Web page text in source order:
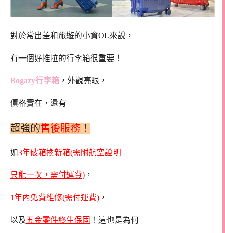
對於常出差和旅遊的小資OL來說，
有一個好推拉的行李箱很重要！
Bogazy行李箱 ，外觀亮眼，
價格實在，還有
超強的售後服務 ！
如3年破箱換新箱(需附航空證明
只能一次，需付運費) ，
1年內免費維修(需付運費) ，
以及五金零件終生保固 ！這也是為何